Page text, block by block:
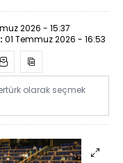
2026 - 15:37
01 Temmuz 2026 - 16:53
olarak seçmek